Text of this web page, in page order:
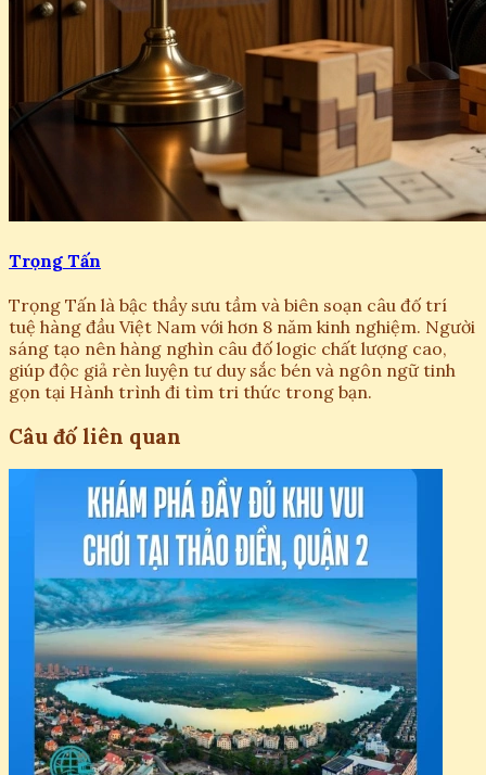
Trọng Tấn
Trọng Tấn là bậc thầy sưu tầm và biên soạn câu đố trí
tuệ hàng đầu Việt Nam với hơn 8 năm kinh nghiệm. Người
sáng tạo nên hàng nghìn câu đố logic chất lượng cao,
giúp độc giả rèn luyện tư duy sắc bén và ngôn ngữ tinh
gọn tại Hành trình đi tìm tri thức trong bạn.
Câu đố liên quan